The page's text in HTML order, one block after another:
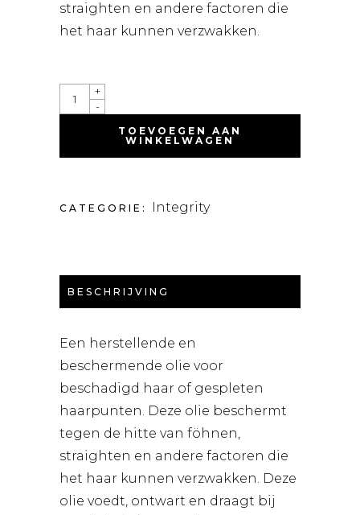
straighten en andere factoren die
het haar kunnen verzwakken.
INTEGRITY
INCREDIBLE
OIL
QUANTITY
-
+
TOEVOEGEN AAN
WINKELWAGEN
CATEGORIE: Integrity
BESCHRIJVING
Een herstellende en
beschermende olie voor
beschadigd haar of gespleten
haarpunten. Deze olie beschermt
tegen de hitte van föhnen,
straighten en andere factoren die
het haar kunnen verzwakken. Deze
olie voedt, ontwart en draagt bij